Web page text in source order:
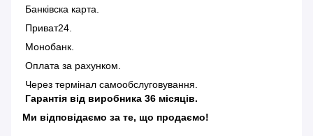
Банківска карта.
Приват24.
Монобанк.
Оплата за рахунком.
Через термінал самообслуговування.
Гарантія від виробника 36 місяців.
Ми відповідаємо за те, що продаємо!